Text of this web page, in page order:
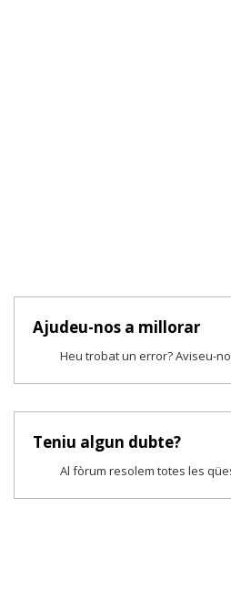
Ajudeu-nos a millorar
Heu trobat un error? Aviseu-
Teniu algun dubte?
Al fòrum resolem totes les